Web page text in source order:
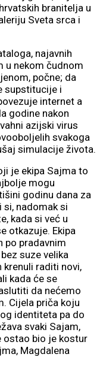
branitelja u
Sveta srca i
najavnih
u nekom čudnom
počne; da
supstitucije i
internet a
godine nakon
azijski virus
svakoga
simulacije života.
je ekipa Sajma to
mogu
godinu dana za
nadomak si
kada si već u
otkazuje. Ekipa
po pradavnim
suze velika
raditi novi,
kada će se
da nećemo
Cijela priča koju
identiteta pa do
svaki Sajam,
ostao bio je kostur
Magdalena